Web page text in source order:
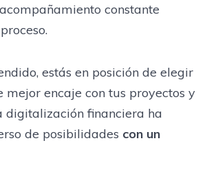
constante
estás en posición de elegir
mejor encaje con tus proyectos y
digitalización financiera ha
de posibilidades con un